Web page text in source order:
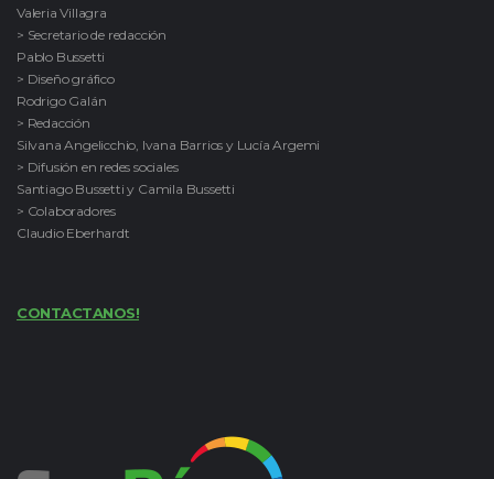
Valeria Villagra
> Secretario de redacción
Pablo Bussetti
> Diseño gráfico
Rodrigo Galán
> Redacción
Silvana Angelicchio, Ivana Barrios y Lucía Argemi
> Difusión en redes sociales
Santiago Bussetti y Camila Bussetti
> Colaboradores
Claudio Eberhardt
CONTACTANOS!